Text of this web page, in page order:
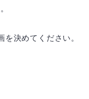
を決めてください。